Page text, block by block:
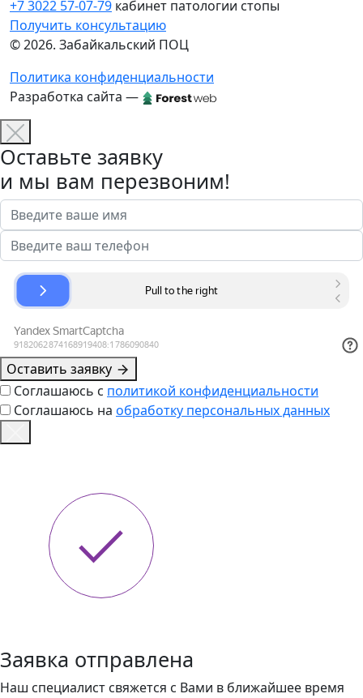
+7 3022 57-07-79 кабинет патологии стопы
Получить консультацию
© 2026. Забайкальский ПОЦ
Политика конфиденциальности
Разработка сайта —
Оставьте заявку
и мы вам перезвоним!
Оставить заявку
Соглашаюсь с политикой конфиденциальности
Соглашаюсь на обработку персональных данных
Заявка отправлена
Наш специалист свяжется с Вами в ближайшее время